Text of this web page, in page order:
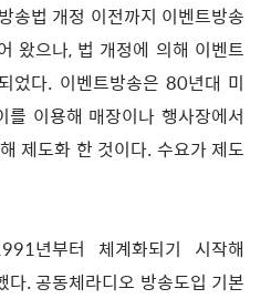
송법 개정 이전까지 이벤트방송
왔으나, 법 개정에 의해 이벤트
었다. 이벤트방송은 80년대 미
이용해 매장이나 행사장에서
제도화 한 것이다. 수요가 제도
년부터 체계화되기 시작해
. 공동체라디오 방송도입 기본